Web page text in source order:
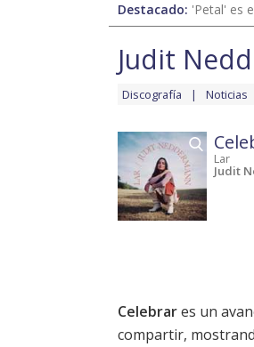
Destacado: 'Petal' es
Judit
Discografía Noticias
Lar
Judit
Celebrares un
compartir,